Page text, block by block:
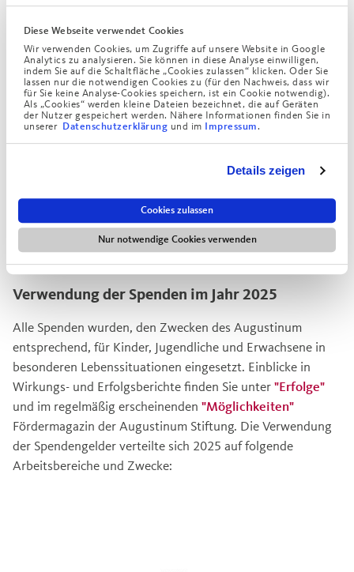
Diese Webseite verwendet Cookies
Wir verwenden Cookies, um Zugriffe auf unsere Website in Google
Analytics zu analysieren. Sie können in diese Analyse einwilligen,
indem Sie auf die Schaltfläche „Cookies zulassen“ klicken. Oder Sie
lassen nur die notwendigen Cookies zu (für den Nachweis, dass wir
für Sie keine Analyse-Cookies speichern, ist ein Cookie notwendig).
Als „Cookies“ werden kleine Dateien bezeichnet, die auf Geräten
der Nutzer gespeichert werden. Nähere Informationen finden Sie in
unserer Datenschutzerklärung und im Impressum.
Details zeigen
Cookies zulassen
Nur notwendige Cookies verwenden
Verwendung der Spenden im Jahr 2025
Alle Spenden wurden, den Zwecken des Augustinum
entsprechend, für Kinder, Jugendliche und Erwachsene in
besonderen Lebenssituationen eingesetzt. Einblicke in
Wirkungs- und Erfolgsberichte finden Sie unter"Erfolge"
und im regelmäßig erscheinenden "Möglichkeiten"
Fördermagazin der Augustinum Stiftung. Die Verwendung
der Spendengelder verteilte sich 2025 auf folgende
Arbeitsbereiche und Zwecke: